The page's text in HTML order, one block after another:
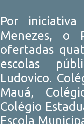
Por
Menezes, o
ofertadas
escolas
Ludovico.
Mauá,
Colégio
Escola